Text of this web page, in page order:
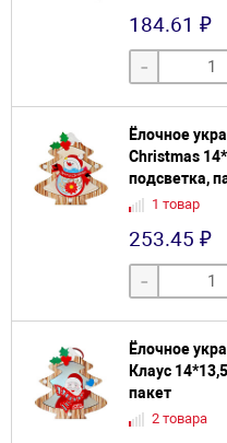
184.61 ₽
-
Ёлочное
Christmas
подсветка,
1 товар
253.45 ₽
-
Ёлочное
Клаус
пакет
2 товара